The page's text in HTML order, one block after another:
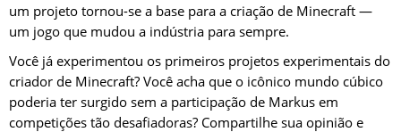
um projeto tornou-se a base para a criação de Minecraft —
um jogo que mudou a indústria para sempre.
Você já experimentou os primeiros projetos experimentais do
criador de Minecraft? Você acha que o icônico mundo cúbico
poderia ter surgido sem a participação de Markus em
competições tão desafiadoras? Compartilhe sua opinião e